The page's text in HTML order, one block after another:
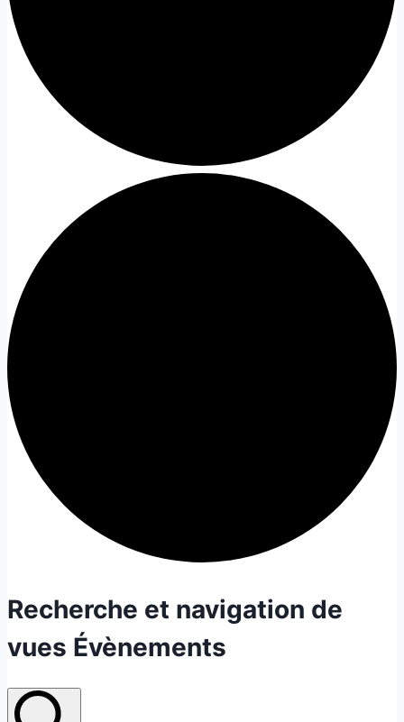
Évènements
for
29
Recherche et navigation de
vues Évènements